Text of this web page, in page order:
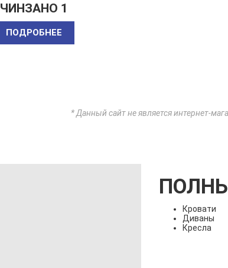
ЧИНЗАНО 1
ПОДРОБНЕЕ
* Данный сайт не является интернет-
Кровати
Диваны
Кресла